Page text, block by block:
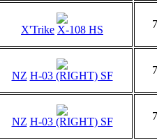
X'Trike X-108 HS
NZ H-03 (RIGHT) SF
NZ H-03 (RIGHT) SF